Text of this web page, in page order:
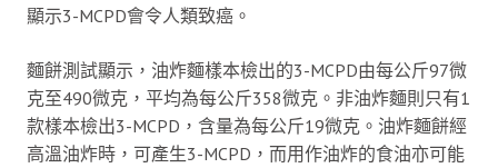
顯示3-MCPD會令人類致癌。
麵餅測試顯示，油炸麵樣本檢出的3-MCPD由每公斤97微
克至490微克，平均為每公斤358微克。非油炸麵則只有1
款樣本檢出3-MCPD，含量為每公斤19微克。油炸麵餅經
高溫油炸時，可產生3-MCPD，而用作油炸的食油亦可能